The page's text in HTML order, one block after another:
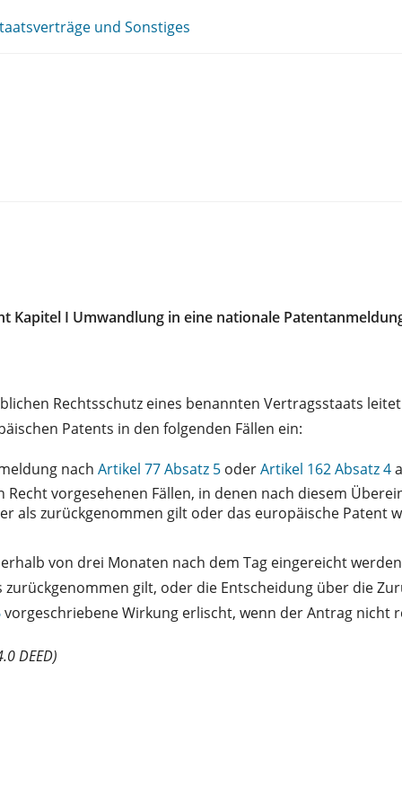
und Sonstiges
Kapitel I Umwandlung in eine nationale
Rechtsschutz eines benannten Vertragsstaats
Patents in den folgenden Fällen ein:
nach Artikel 77 Absatz 5 oderArtikel 162 Absatz 4
vorgesehenen Fällen, in denen nach diesem
als zurückgenommen gilt oder das europäische Patent
von drei Monaten nach dem Tag eingereicht
gilt, oder die Entscheidung über die
vorgeschriebene Wirkung erlischt, wenn der Antrag nicht
DEED)